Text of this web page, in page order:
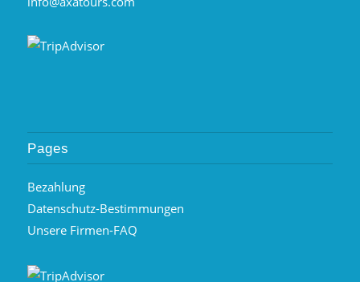
Pages
Bezahlung
Datenschutz-Bestimmungen
Unsere Firmen-FAQ